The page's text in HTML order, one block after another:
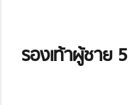
รองเท้าผู้ชาย 5